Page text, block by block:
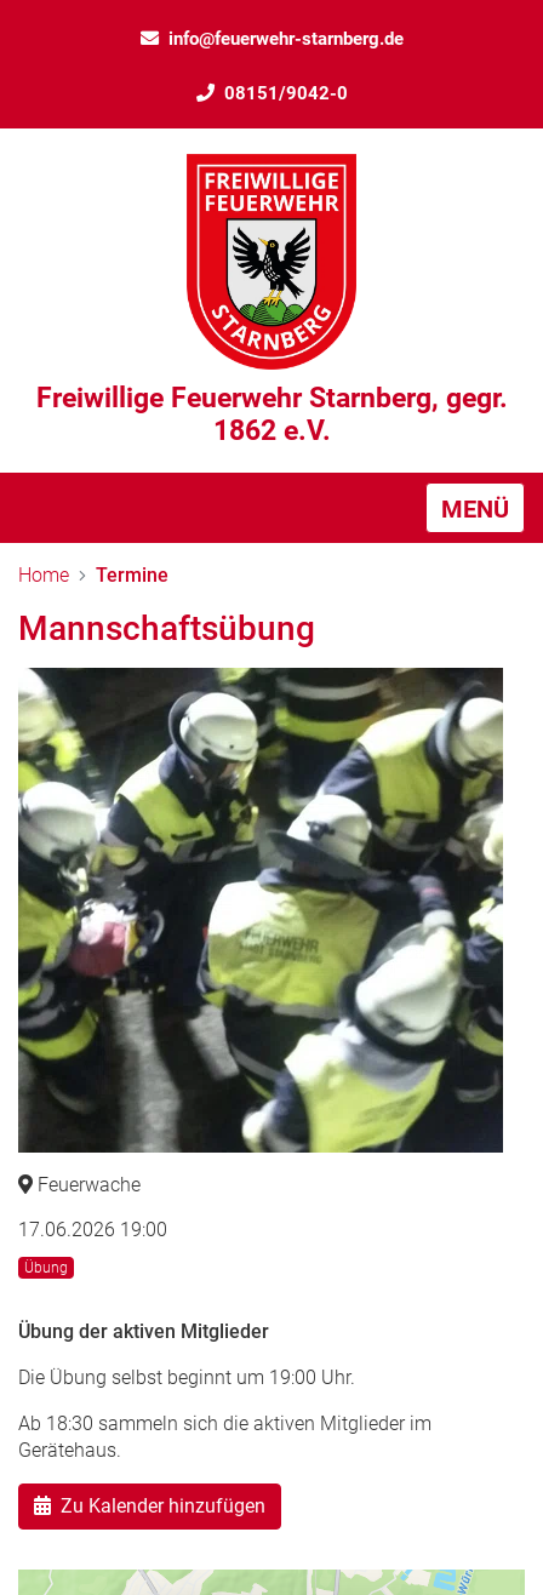
info@feuerwehr-starnberg.de
08151/9042-0
Freiwillige Feuerwehr Starnberg, gegr.
1862 e.V.
MENÜ
Home Termine
Mannschaftsübung
Feuerwache
17.06.2026 19:00
Übung
Übung der aktiven Mitglieder
Die Übung selbst beginnt um 19:00 Uhr.
Ab 18:30 sammeln sich die aktiven Mitglieder im
Gerätehaus.
Zu Kalender hinzufügen